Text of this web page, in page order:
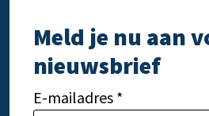
Meld je nu aan
nieuwsbrief
E-mailadres *